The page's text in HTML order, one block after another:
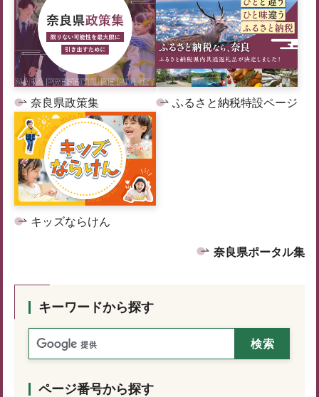
奈良県政策集 ふるさと納税特設ページ
キッズならけん
奈良県ポータル集
キーワードから探す
ページ番号から探す